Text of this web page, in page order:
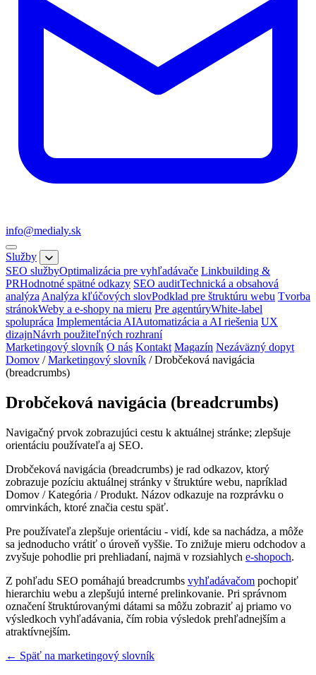
info@medialy.sk
Služby
SEO službyOptimalizácia pre vyhľadávače Linkbuilding &
PRHodnotné spätné odkazy SEO auditTechnická a obsahová
analýza Analýza kľúčových slovPodklad pre štruktúru webu Tvorba
stránokWeby a e-shopy na mieru Pre agentúryWhite-label
spolupráca Implementácia AIAutomatizácia a AI riešenia UX
dizajnNávrh použiteľných rozhraní
Marketingový slovník O nás Kontakt Magazín Nezáväzný dopyt
Domov / Marketingový slovník /Drobčeková navigácia
(breadcrumbs)
Drobčeková navigácia (breadcrumbs)
Navigačný prvok zobrazujúci cestu k aktuálnej stránke; zlepšuje
orientáciu používateľa aj SEO.
Drobčeková navigácia (breadcrumbs) je rad odkazov, ktorý
zobrazuje pozíciu aktuálnej stránky v štruktúre webu, napríklad
Domov / Kategória / Produkt. Názov odkazuje na rozprávku o
omrvinkách, ktoré značia cestu späť.
Pre používateľa zlepšuje orientáciu - vidí, kde sa nachádza, a môže
sa jednoducho vrátiť o úroveň vyššie. To znižuje mieru odchodov a
zvyšuje pohodlie pri prehliadaní, najmä v rozsiahlych e-shopoch.
Z pohľadu SEO pomáhajú breadcrumbs vyhľadávačom pochopiť
hierarchiu webu a zlepšujú interné prelinkovanie. Pri správnom
označení štruktúrovanými dátami sa môžu zobraziť aj priamo vo
výsledkoch vyhľadávania, čím robia výsledok prehľadnejším a
atraktívnejším.
← Späť na marketingový slovník